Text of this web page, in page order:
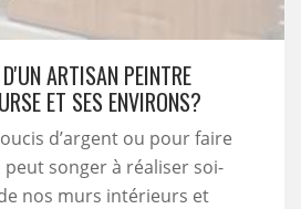
ARTISAN PEINTRE
ET SES ENVIRONS?
d’argent ou pour faire
songer à réaliser soi-
nos murs intérieurs et